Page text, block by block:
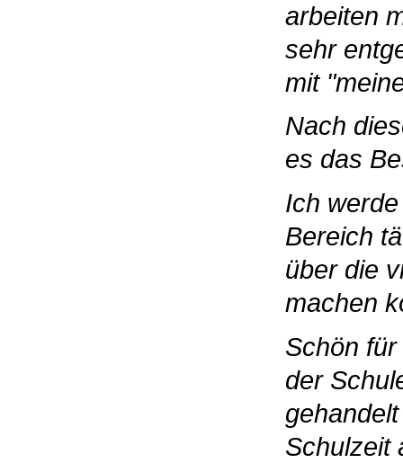
arbeiten
sehr
mit
Nach
es das
Ich
Bereich
über die
machen
Schön
der
Schulzeit